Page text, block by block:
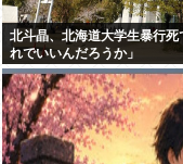
北斗晶、北海道大学生暴行
れでいいんだろうか」